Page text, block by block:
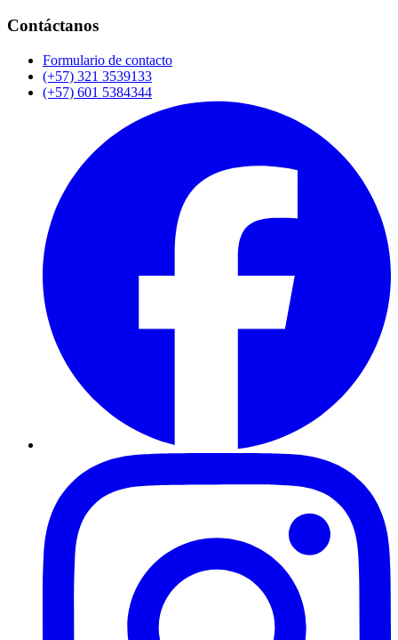
Contáctanos
Formulario de contacto
(+57) 321 3539133
(+57) 601 5384344